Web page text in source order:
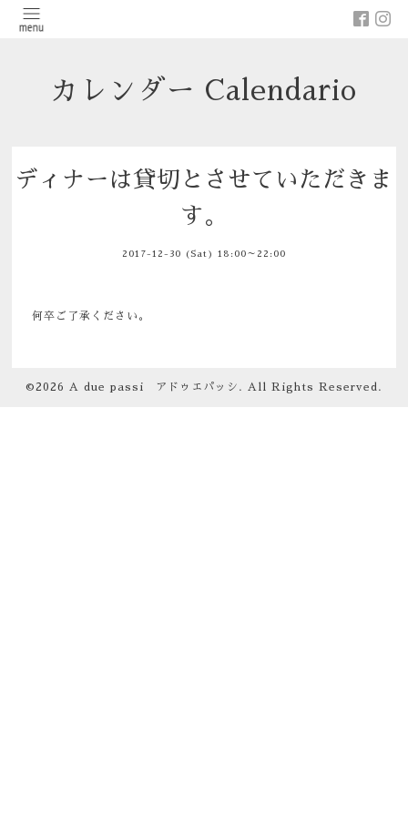
カレンダー Calendario
ディナーは貸切とさせていただきま
す。
2017-12-30 (Sat) 18:00～22:00
何卒ご了承ください。
©2026 A due passi アドゥエパッシ . All Rights Reserved.